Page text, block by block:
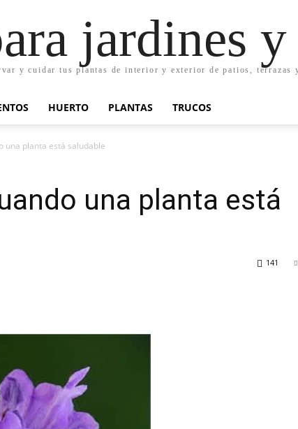
jardines
y cuidar tus plantas de interior y exterior de patios, terrazas
HUERTO PLANTAS TRUCOS
una planta está saludable
una planta está
141